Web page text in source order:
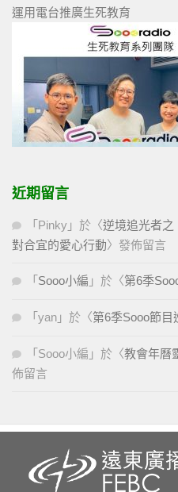
運用電台推廣生死教育
近期留言
「 Pinky 」於〈逆境追光者之
對合宜的愛心行動〉發佈留言
「 Sooo小編 」於〈第6季
「 yan 」於〈第6季Sooo節目
「 Sooo小編 」於〈教會年曆
佈留言